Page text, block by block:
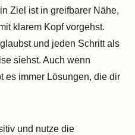
Ziel ist in greifbarer Nähe,
klarem Kopf vorgehst.
und jeden Schritt als
siehst. Auch wenn
es immer Lösungen, die dir
und nutze die